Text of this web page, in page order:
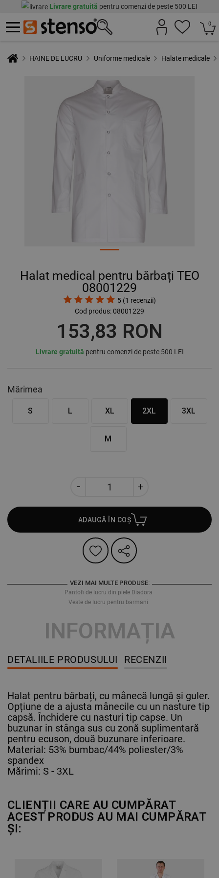
Livrare gratuită pentru comenzi de peste 500 LEI
0
HAINE DE LUCRU Uniforme medicale Halate medicale
Halat medical pentru bărbați TEO
08001229
5 (1 recenzii)
Cod produs:08001229
153,83 RON
Livrare gratuită pentru comenzi de peste 500 LEI
Mărimea
S L XL 2XL 3XL
M
ADAUGĂ ÎN COȘ
VEZI MAI MULTE PRODUSE:
Pantofi de lucru din piele Diadora
Veste de lucru pentru barmani
INFORMAȚIA
DETALIILE PRODUSULUI RECENZII
Halat pentru bărbați, cu mânecă lungă și guler.
Opțiune de a ajusta mânecile cu un nasture tip
capsă. Închidere cu nasturi tip capse. Un
buzunar in stânga sus cu zonă suplimentară
pentru ecuson, două buzunare inferioare.
Material: 53% bumbac/44% poliester/3%
spandex
Mărimi: S - 3XL
CLIENȚII CARE AU CUMPĂRAT
ACEST PRODUS AU MAI CUMPĂRAT
ȘI: